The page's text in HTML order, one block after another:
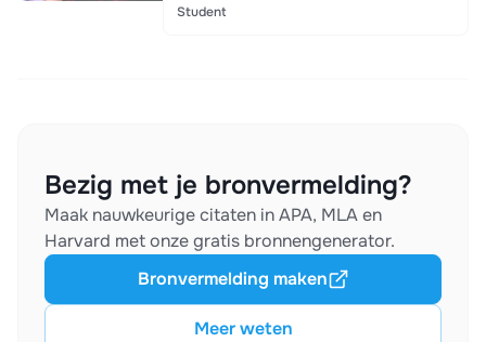
Student
Bezig met je bronvermelding?
Maak nauwkeurige citaten in APA, MLA en
Harvard met onze gratis bronnengenerator.
Meer weten
Bronvermelding maken